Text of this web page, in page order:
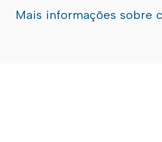
Mais informações sobre